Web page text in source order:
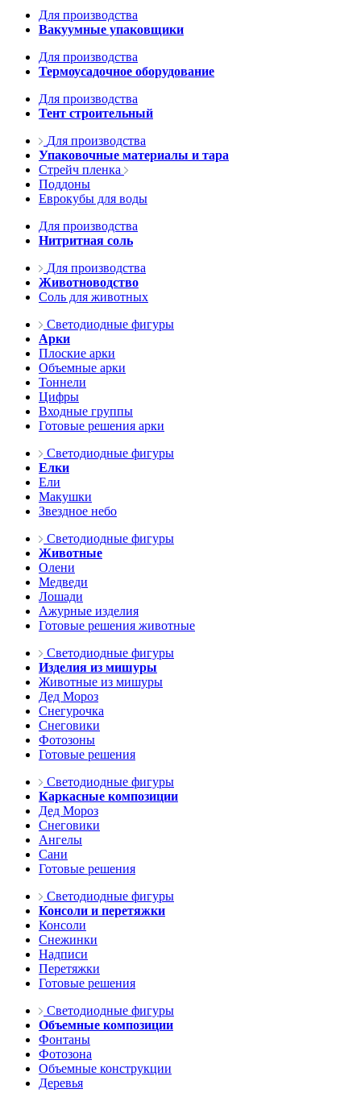
Для производства
Вакуумные упаковщики
Для производства
Термоусадочное оборудование
Для производства
Тент строительный
Для производства
Упаковочные материалы и тара
Стрейч пленка
Поддоны
Еврокубы для воды
Для производства
Нитритная соль
Для производства
Животноводство
Соль для животных
Светодиодные фигуры
Арки
Плоские арки
Объемные арки
Тоннели
Цифры
Входные группы
Готовые решения арки
Светодиодные фигуры
Елки
Ели
Макушки
Звездное небо
Светодиодные фигуры
Животные
Олени
Медведи
Лошади
Ажурные изделия
Готовые решения животные
Светодиодные фигуры
Изделия из мишуры
Животные из мишуры
Дед Мороз
Снегурочка
Снеговики
Фотозоны
Готовые решения
Светодиодные фигуры
Каркасные композиции
Дед Мороз
Снеговики
Ангелы
Сани
Готовые решения
Светодиодные фигуры
Консоли и перетяжки
Консоли
Снежинки
Надписи
Перетяжки
Готовые решения
Светодиодные фигуры
Объемные композиции
Фонтаны
Фотозона
Объемные конструкции
Деревья